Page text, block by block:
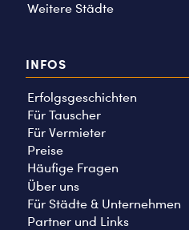
Weitere Städte
INFOS
Erfolgsgeschichten
Für Tauscher
Für Vermieter
Preise
Häufige Fragen
Über uns
Für Städte & Unternehmen
Partner und Links